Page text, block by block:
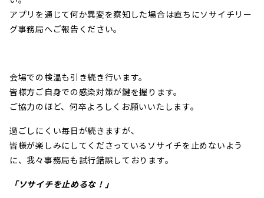
アプリを通じて何か異変を察知した場合は直ちにソサイチリー
グ事務局へご報告ください。
会場での検温も引き続き行います。
皆様方ご自身での感染対策が鍵を握ります。
ご協力のほど、何卒よろしくお願いいたします。
過ごしにくい毎日が続きますが、
皆様が楽しみにしてくださっているソサイチを止めないよう
に、我々事務局も試行錯誤しております。
「ソサイチを止めるな！」